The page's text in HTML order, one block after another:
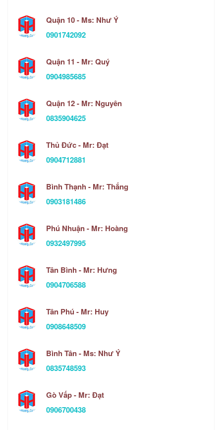
Quận 10 - Ms: Như Ý
0901742092
Quận 11 - Mr: Quý
0904985685
Quận 12 - Mr: Nguyên
0835904625
Thủ Đức - Mr: Đạt
0904712881
Bình Thạnh - Mr: Thắng
0903181486
Phú Nhuận - Mr: Hoàng
0932497995
Tân Bình - Mr: Hưng
0904706588
Tân Phú - Mr: Huy
0908648509
Bình Tân - Ms: Như Ý
0835748593
Gò Vấp - Mr: Đạt
0906700438